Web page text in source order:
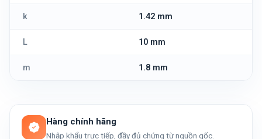
k 1.42 mm
L 10 mm
m 1.8 mm
Hàng chính hãng
Nhập khẩu trực tiếp, đầy đủ chứng từ nguồn gốc.